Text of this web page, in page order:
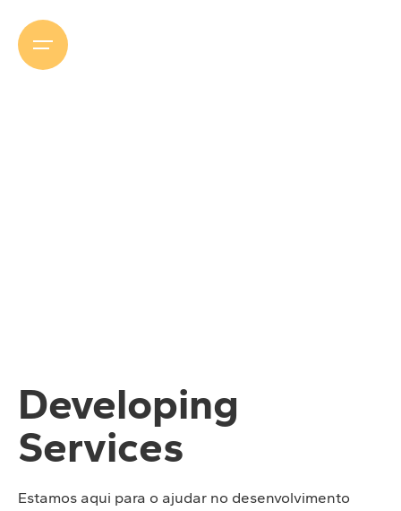
Developing
Services
Estamos aqui para o ajudar no desenvolvimento